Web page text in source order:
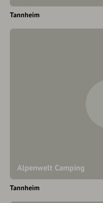
Tannheim
Alpenwelt Camping
Tannheim